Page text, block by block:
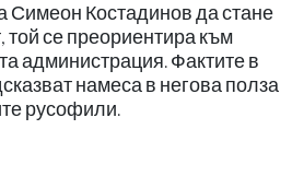
Симеон Костадинов да стане
той се преориентира към
администрация. Фактите в
намеса в негова полза
русофили.